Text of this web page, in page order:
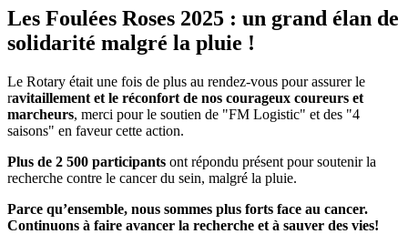
Les Foulées Roses 2025 : un grand élan de
solidarité malgré la pluie !
Le Rotary était une fois de plus au rendez-vous pour assurer le
ravitaillement et le réconfort de nos courageux coureurs et
marcheurs, merci pour le soutien de "FM Logistic" et des "4
saisons" en faveur cette action.
Plus de 2 500 participants ont répondu présent pour soutenir la
recherche contre le cancer du sein, malgré la pluie.
Parce qu’ensemble, nous sommes plus forts face au cancer.
Continuons à faire avancer la recherche et à sauver des vies!